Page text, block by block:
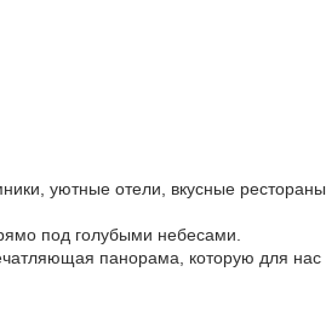
уютные отели, вкусные рестораны
под голубыми небесами.
панорама, которую для